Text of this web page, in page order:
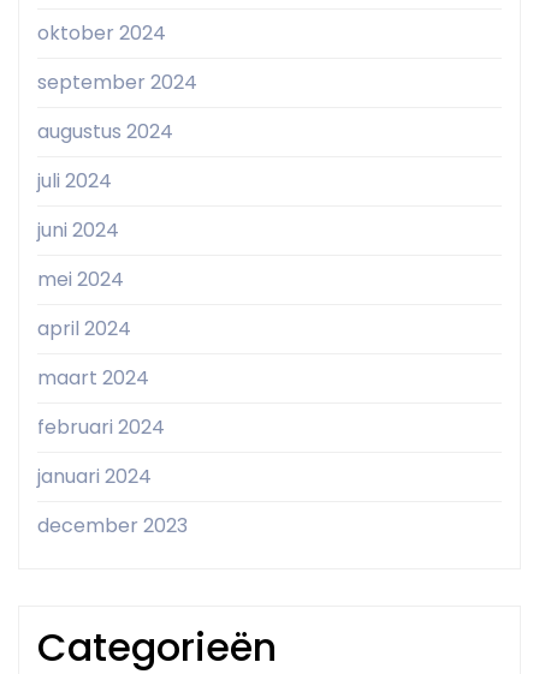
oktober 2024
september 2024
augustus 2024
juli 2024
juni 2024
mei 2024
april 2024
maart 2024
februari 2024
januari 2024
december 2023
Categorieën